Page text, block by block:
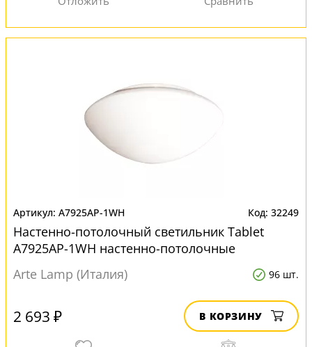
A7925AP-1WH 32249
Настенно-потолочный светильник Tablet
A7925AP-1WH настенно-потолочные
Arte Lamp (Италия)
96 шт.
2 693 ₽ В КОРЗИНУ